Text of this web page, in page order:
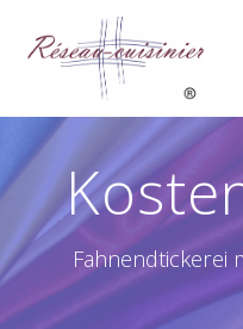
Fahnendtickerei